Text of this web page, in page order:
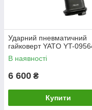
Ударний пневматичний
гайковерт YATO YT-
В наявності
6 600 ₴
Купити